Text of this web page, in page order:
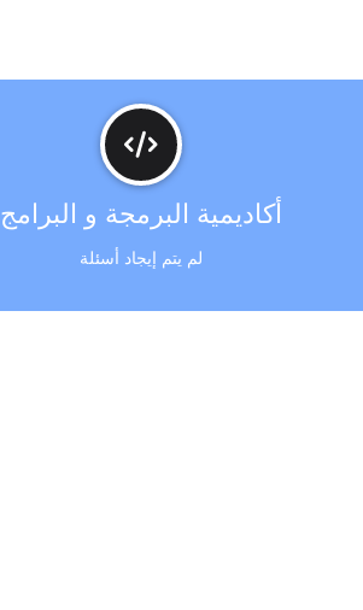
أكاديمية البرمجة و البرامج
لم يتم إيجاد أسئلة